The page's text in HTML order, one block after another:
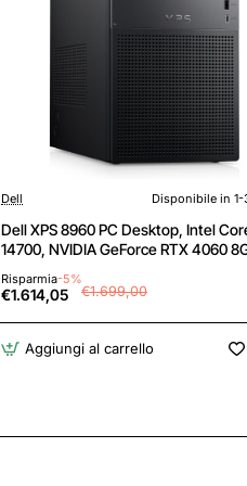
Dell Disponibile in
Dell XPS 8960 PC Desktop, Intel
14700, NVIDIA GeForce RTX 4060
Windows 11 Pro, tastiera e mouse
Italiani QWERTY, nero
Risparmia-5%
€1.614,05 €1.699,00
Aggiungi al carrello